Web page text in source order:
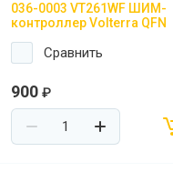
036-0003 VT261WF ШИМ-
контроллер Volterra QFN
Сравнить
900 ₽